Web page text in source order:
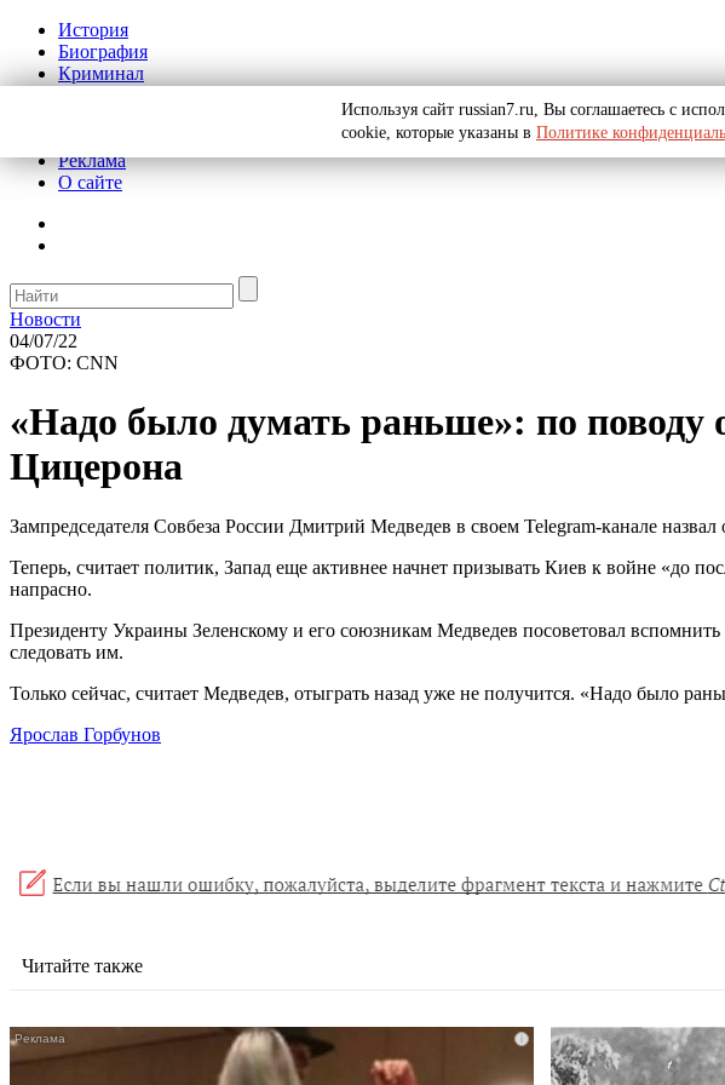
История
Биография
Криминал
Реклама
О сайте
Новости
04/07/22
ФОТО: CNN
«Надо было думать раньше»: по
Цицерона
Зампредседателя Совбеза России Дмитрий Медведев в своем Telegram-канале
Теперь, считает политик, Запад еще активнее начнет призывать Киев к войне «до
напрасно.
Президенту Украины Зеленскому и его союзникам Медведев посоветовал
следовать им.
Только сейчас, считает Медведев, отыграть назад уже не получится. «Надо было
Ярослав Горбунов
Читайте также
i
Используя сайт russian7.ru, Вы соглашаетесь с
cookie, которые указаны в Политике